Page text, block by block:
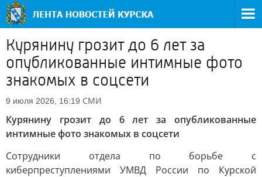
Курянину грозит до 6 лет за
опубликованные интимные фото
знакомых в соцсети
9 июля 2026, 16:19 СМИ
Курянину грозит до 6 лет за опубликованные
интимные фото знакомых в соцсети
Сотрудники отдела по борьбе с
киберпреступлениями УМВД России по Курской